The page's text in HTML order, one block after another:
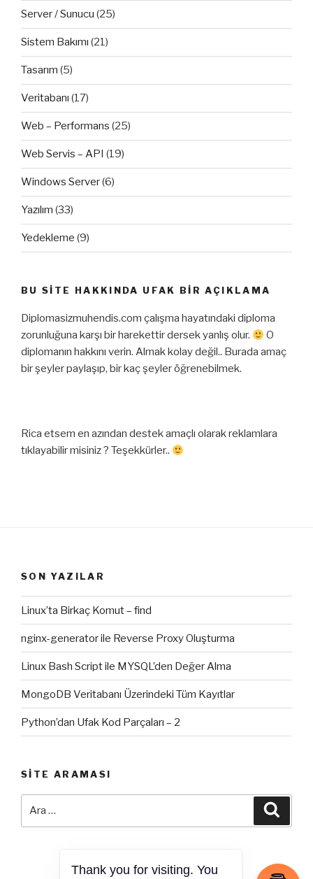
Server / Sunucu (25)
Sistem Bakımı (21)
Tasarım (5)
Veritabanı (17)
Web – Performans (25)
Web Servis – API (19)
Windows Server(6)
Yazılım (33)
Yedekleme (9)
BU SITE HAKKINDA UFAK BIR AÇIKLAMA
Diplomasizmuhendis.com çalışma hayatındaki diploma
zorunluğuna karşı bir harekettir dersek yanlış olur.
O
diplomanın hakkını verin. Almak kolay değil.. Burada amaç
bir şeyler paylaşıp, bir kaç şeyler öğrenebilmek.
Rica etsem en azından destek amaçlı olarak reklamlara
tıklayabilir misiniz ? Teşekkürler..
SON YAZILAR
Linux’ta Birkaç Komut – find
nginx-generator ile Reverse Proxy Oluşturma
Linux Bash Script ile MYSQL’den Değer Alma
MongoDB Veritabanı Üzerindeki Tüm Kayıtlar
Python’dan Ufak Kod Parçaları – 2
SITE ARAMASI
Thank you for visiting. You